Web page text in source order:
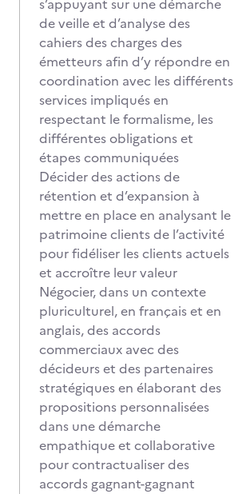
s’appuyant sur une démarche
de veille et d’analyse des
cahiers des charges des
émetteurs afin d’y répondre en
coordination avec les différents
services impliqués en
respectant le formalisme, les
différentes obligations et
étapes communiquées
Décider des actions de
rétention et d’expansion à
mettre en place en analysant le
patrimoine clients de l’activité
pour fidéliser les clients actuels
et accroître leur valeur
Négocier, dans un contexte
pluriculturel, en français et en
anglais, des accords
commerciaux avec des
décideurs et des partenaires
stratégiques en élaborant des
propositions personnalisées
dans une démarche
empathique et collaborative
pour contractualiser des
accords gagnant-gagnant